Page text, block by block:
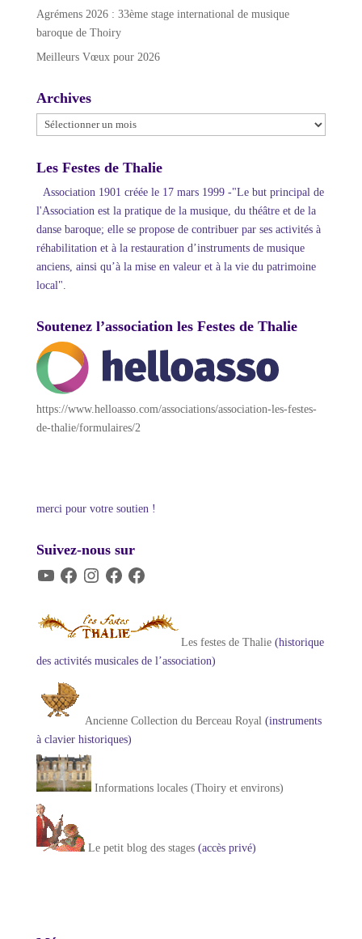
Agrémens 2026 : 33ème stage international de musique
baroque de Thoiry
Meilleurs Vœux pour 2026
Archives
Archives
Les Festes de Thalie
Association 1901 créée le 17 mars 1999 -"Le but principal de
l'Association est la pratique de la musique, du théâtre et de la
danse baroque; elle se propose de contribuer par ses activités à
réhabilitation et à la restauration d’instruments de musique
anciens, ainsi qu’à la mise en valeur et à la vie du patrimoine
local".
Soutenez l’association les Festes de Thalie
https://www.helloasso.com/associations/association-les-festes-
de-thalie/formulaires/2
merci pour votre soutien !
Suivez-nous sur
YouTubeFacebookInstagramFacebookFacebook
Les festes de Thalie(historique
des activités musicales de l’association)
Ancienne Collection du Berceau Royal(instruments
à clavier historiques)
Informations locales (Thoiry et environs)
Le petit blog des stages(accès privé)